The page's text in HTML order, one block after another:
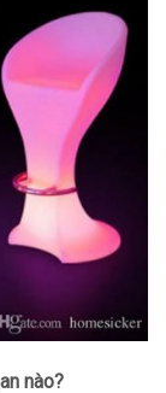
nào?